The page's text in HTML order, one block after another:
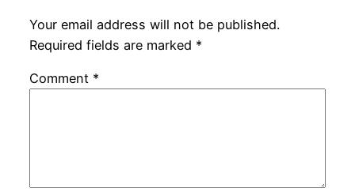
Your email address will not be published.
Required fields are marked *
Comment *